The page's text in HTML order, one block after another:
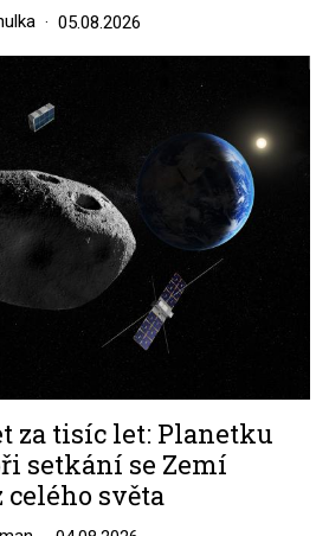
05.08.2026
za tisíc let: Planetku
setkání se Zemí
světa